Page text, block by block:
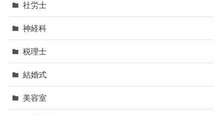
社労士
神経科
税理士
結婚式
美容室